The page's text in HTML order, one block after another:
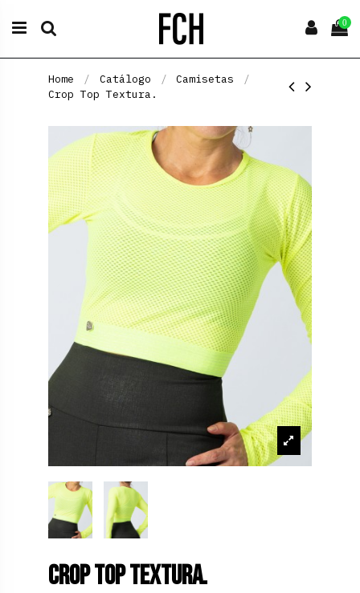
0
Home Catálogo
Camisetas
Crop Top Textura.
Crop Top Textura.